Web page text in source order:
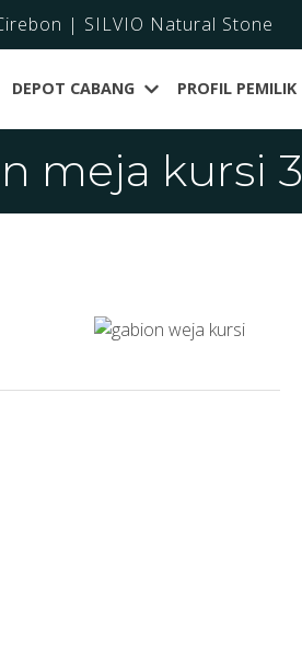
| SILVIO Natural Stone
DEPOT CABANG PROFIL PEMILIK
meja kursi 3